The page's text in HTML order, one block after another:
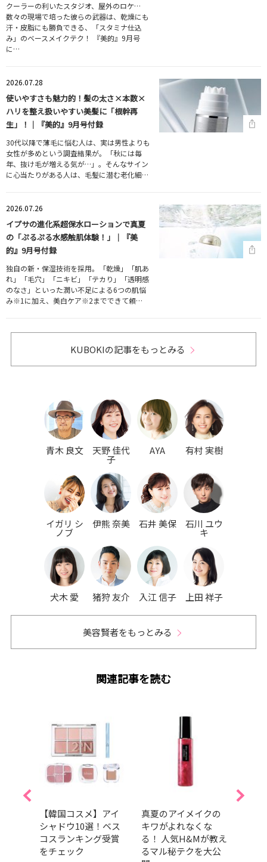
クーラーの利いたスタジオ、屋外のロケ…
数々の現場で培った彼らの武器は、乾燥にも
汗・皮脂にも勝負できる、「スタミナ仕込
み」のベースメイクテク！ 『美的』9月号
に…
2026.07.28
使いやすさも魅力的！髪の太さ×本数×
ハリを整え扱いやすい美髪に「根幹再
生」！｜『美的』9月号付録
30代以降で薄毛に悩む人は、実は男性よりも
女性が多めという調査結果が。「秋には毎
年、抜け毛が増える気が…」。そんなサイン
に心当たりがある人は、毛髪に潜む老化細…
2026.07.26
イプサの進化系超保水ローションで真夏
の「ぷるぷる水感触肌体験！」｜『美
的』9月号付録
独自の新・保湿技術を採用。「乾燥」「肌あ
れ」「毛穴」「ニキビ」「テカり」「透明感
のなさ」といった潤い不足による6つの肌悩
み※1に加え、美白ケア※2までできて頼…
KUBOKIの記事をもっとみる
青木 良文 天野 佳代
子
AYA 有村 実樹
イガリ シ
ノブ
伊熊 奈美 石井 美保 石川 ユウ
キ
犬木 愛 猪狩 友介 入江 信子 上田 祥子
美容賢者をもっとみる
関連記事を読む
【韓国コスメ】アイ
シャドウ10選！ベス
コスランキング受賞
をチェック
真夏のアイメイクの
キワがよれなくな
る！ 人気H&Mが教え
るマル秘テクを大公